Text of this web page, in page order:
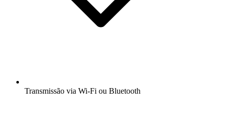
Transmissão via Wi-Fi ou Bluetooth